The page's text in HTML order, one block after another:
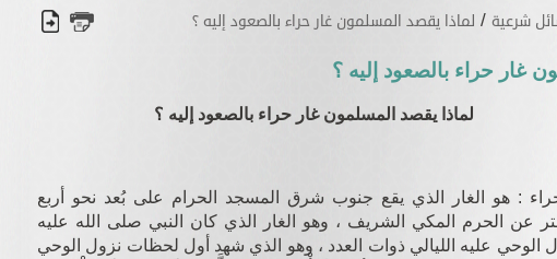
شرعية / لماذا يقصد المسلمون غار حراء بالصعود إليه ؟
غار حراء بالصعود إليه ؟
لماذا يقصد المسلمون غار حراء بالصعود إليه ؟
: هو الغار الذي يقع جنوب شرق المسجد الحرام على بُعد نحو أربع
عن الحرم المكي الشريف ، وهو الغار الذي كان النبي صلى الله عليه
الوحي عليه الليالي ذوات العدد ، وهو الذي شهد أول لحظات نزول الوحي